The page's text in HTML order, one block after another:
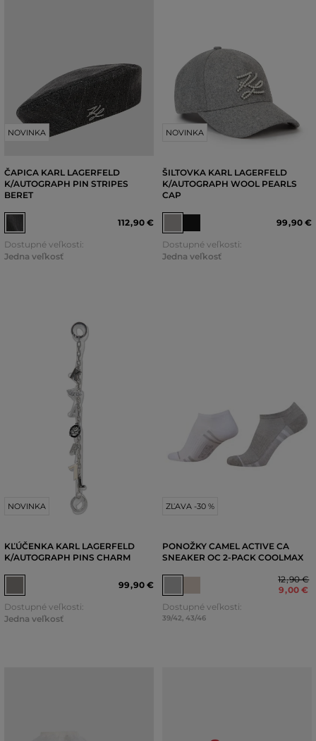
NOVINKA
ČAPICA KARL LAGERFELD
K/AUTOGRAPH PIN STRIPES
BERET
112,90 €
Dostupné veľkosti:
Jedna veľkosť
NOVINKA
ŠILTOVKA KARL LAGERFELD
K/AUTOGRAPH WOOL PEARLS
CAP
99,90 €
Dostupné veľkosti:
Jedna veľkosť
NOVINKA
KĽÚČENKA KARL LAGERFELD
K/AUTOGRAPH PINS CHARM
99,90 €
Dostupné veľkosti:
Jedna veľkosť
ZĽAVA -30 %
PONOŽKY CAMEL ACTIVE CA
SNEAKER OC 2-PACK COOLMAX
12,90 €
9,00 €
Dostupné veľkosti:
39/42, 43/46